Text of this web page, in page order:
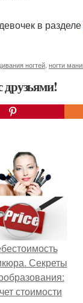
в разделе
ногтей ногти
друзьями!
Секреты
стоимости